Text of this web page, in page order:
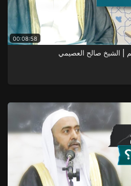
00:08:58
| الشيخ صالح العصيمي